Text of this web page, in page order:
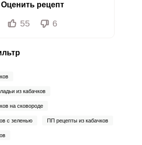
Оценить рецепт
55 6
из кабачков
на сковороде
с зеленью ПП рецепты из кабачков